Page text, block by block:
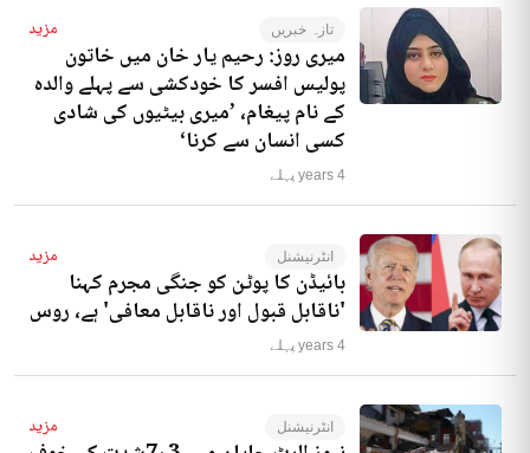
تازہ خبریں مزید
میری روز: رحیم یار خان میں خاتون
پولیس افسر کا خودکشی سے پہلے والدہ
کے نام پیغام، ’میری بیٹیوں کی شادی
کسی انسان سے کرنا‘
4 years پہلے
انٹرنیشنل مزید
بائیڈن کا پوٹن کو جنگی مجرم کہنا
'ناقابل قبول اور ناقابل معافی' ہے، روس
4 years پہلے
انٹرنیشنل مزید